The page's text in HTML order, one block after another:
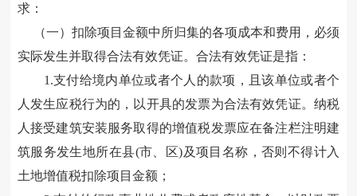
求：
（一）扣除项目金额中所归集的各项成本和费用，必须
实际发生并取得合法有效凭证。合法有效凭证是指：
1.支付给境内单位或者个人的款项，且该单位或者个
人发生应税行为的，以开具的发票为合法有效凭证。纳税
人接受建筑安装服务取得的增值税发票应在备注栏注明建
筑服务发生地所在县(市、区)及项目名称，否则 不得计入
土地增值税扣除项目金额；